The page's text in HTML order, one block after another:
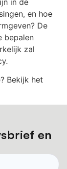
in de
en hoe
De
bepalen
zal
Bekijk het
en